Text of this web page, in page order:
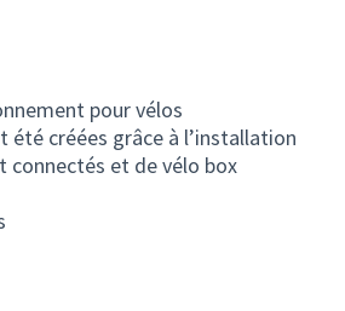
pour vélos
été créées grâce à l’installation
connectés et de vélo box